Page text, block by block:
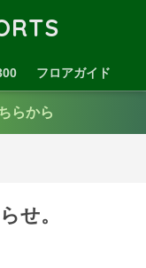
フロアガイド
らから
せ。